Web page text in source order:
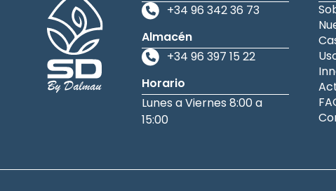
+34 96 342 36 73
Almacén
+34 96 397 15 22
Horario
Lunes a Viernes 8:00 a
15:00